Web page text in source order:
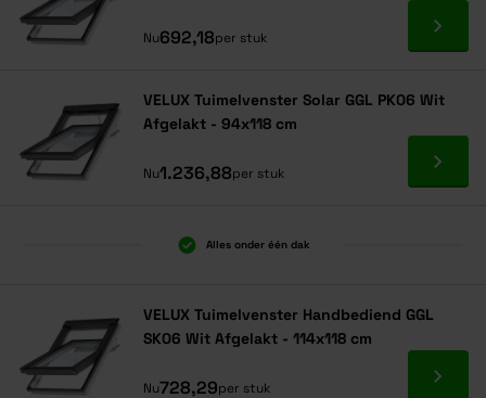
Nu692,18per stuk Ga
VELUX Tuimelvenster Solar GGL PK06 Wit
Afgelakt - 94x118 cm
Nu1.236,88per stuk Ga
Alles onder één dak
VELUX Tuimelvenster Handbediend GGL
SK06 Wit Afgelakt - 114x118 cm
Nu728,29per stuk Ga